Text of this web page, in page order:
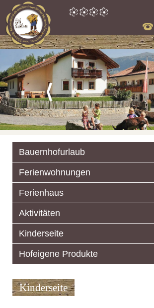
Bauernhofurlaub
Ferienwohnungen
Ferienhaus
Aktivitäten
Kinderseite
Hofeigene Produkte
Kinderseite